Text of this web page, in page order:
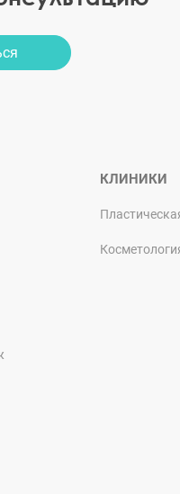
КЛИНИКИ